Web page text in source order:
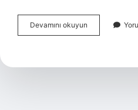
Devamını okuyun Dozimetre
Ne